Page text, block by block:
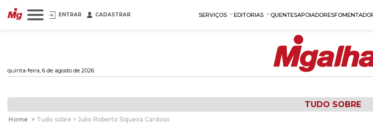
ENTRAR CADASTRAR SERVIÇOS EDITORIAS QUENTESAPOIADORES
quinta-feira, 6 de agosto de 2026
TUDO SOBRE
Home > Tudo sobre > Julio Roberto Siqueira Cardoso